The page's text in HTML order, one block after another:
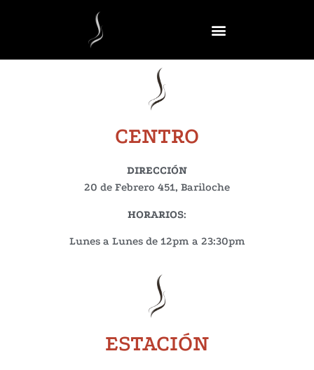
CENTRO
DIRECCIÓN
20 de Febrero 451, Bariloche
HORARIOS:
Lunes a Lunes de 12pm a 23:30pm
ESTACIÓN